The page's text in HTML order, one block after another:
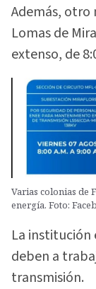
Además,
Lomas de
extenso, de
Varias colonias de
energía. Foto:
La institución
deben a
transmisión.